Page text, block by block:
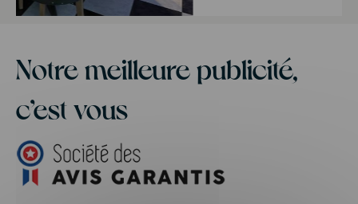
Notre meilleure publicité,
c’est vous